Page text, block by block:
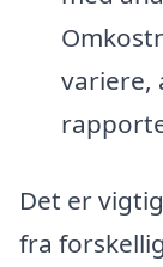
variere,
Det er
fra